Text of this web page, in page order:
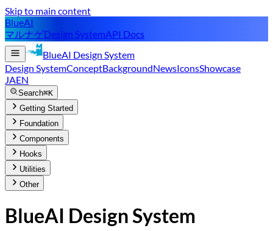
Skip to main content
BlueAI
マルナゲDesign SystemAPI Docs
BlueAI Design System
Design SystemConceptBackgroundNewsIconsShowcase
JAEN
Search⌘K
Getting Started
Foundation
Components
Hooks
Utilities
Other
BlueAI Design System